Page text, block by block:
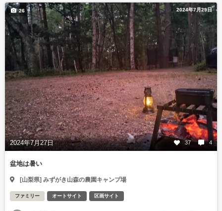
2024年7月29日
2024年7月27日 37 4
26
盆地は暑い
[山梨県] みずがき山森の農園キャンプ場
ファミリー オートサイト 区画サイト